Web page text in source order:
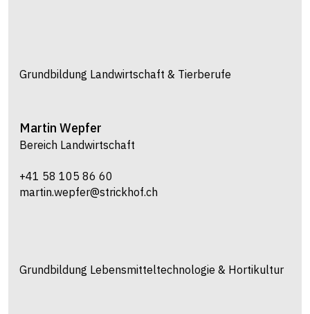
Grundbildung Landwirtschaft & Tierberufe
Martin Wepfer
Bereich Landwirtschaft
+41 58 105 86 60
martin.wepfer@strickhof.ch
Grundbildung Lebensmitteltechnologie & Hortikultur